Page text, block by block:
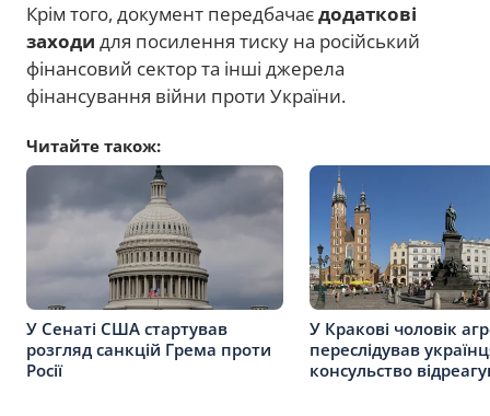
Крім того, документ передбачаєдодаткові
заходи для посилення тиску на російський
фінансовий сектор та інші джерела
фінансування війни проти України.
Читайте також:
У Сенаті США стартував
розгляд санкцій Грема проти
Росії
У Кракові чоловік
переслідував
консульство